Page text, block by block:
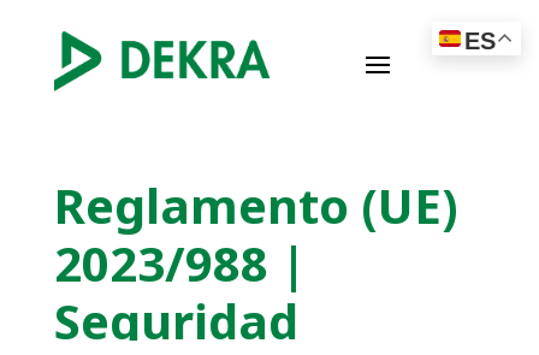
Reglamento (UE)
2023/988 |
Seguridad
ES